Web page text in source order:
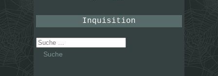
Inquisition
Suche
nach: